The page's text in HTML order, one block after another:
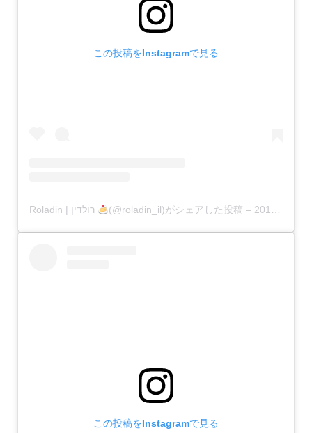
この投稿をInstagramで見る
(@roladin_il)がシェアした投稿 – 2019年12月月22日午後10時20分PST
この投稿をInstagramで見る